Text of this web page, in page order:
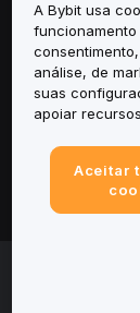
Serviços
Suporte
© 2025-2026
A Bybit usa
análise, de
suas
apoiar
Aceitar